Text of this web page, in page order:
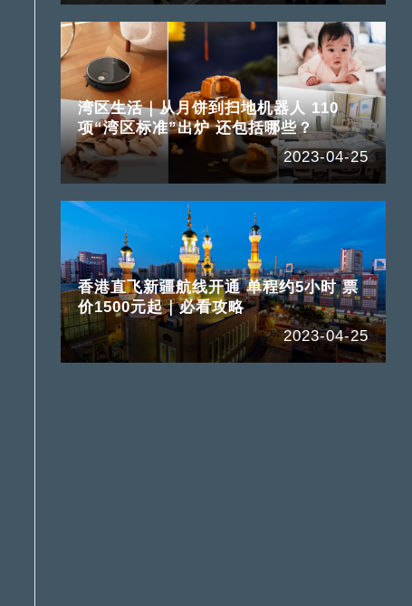
湾区生活｜从月饼到扫地机器人 110
项“湾区标准”出炉 还包括哪些？
2023-04-25
香港直飞新疆航线开通 单程约5小时 票
价1500元起｜必看攻略
2023-04-25